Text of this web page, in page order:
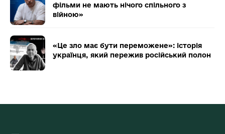
фільми не мають нічого спільного з
війною»
«Це зло має бути переможене»: історія
українця, який пережив російський полон